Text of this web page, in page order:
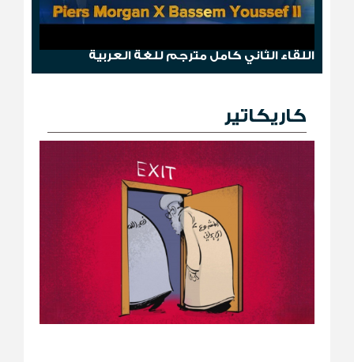
اللقاء الثاني كامل مترجم للغة العربية
كاريكاتير